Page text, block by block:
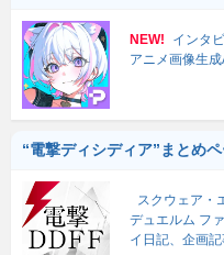
NEW!
インタ
アニメ画像生
“電撃ディシディア”まとめ
スクウェア・
デュエルム フ
イ日記、企画